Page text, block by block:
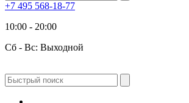
+7 495 568-18-77
10:00 - 20:00
Сб - Вс: Выходной